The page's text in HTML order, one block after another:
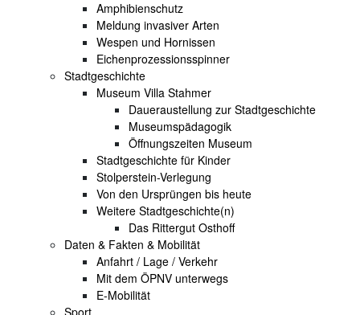
Amphibienschutz
Meldung invasiver Arten
Wespen und Hornissen
Eichenprozessionsspinner
Stadtgeschichte
Museum Villa Stahmer
Daueraustellung zur Stadtgeschichte
Museumspädagogik
Öffnungszeiten Museum
Stadtgeschichte für Kinder
Stolperstein-Verlegung
Von den Ursprüngen bis heute
Weitere Stadtgeschichte(n)
Das Rittergut Osthoff
Daten & Fakten & Mobilität
Anfahrt / Lage / Verkehr
Mit dem ÖPNV unterwegs
E-Mobilität
Sport